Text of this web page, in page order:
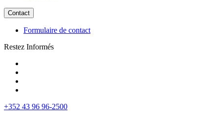
Contact
Formulaire de contact
Restez Informés
+352 43 96 96-2500